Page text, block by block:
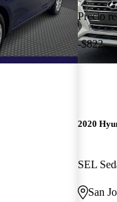
Precio
-$822
2020
SEL
San